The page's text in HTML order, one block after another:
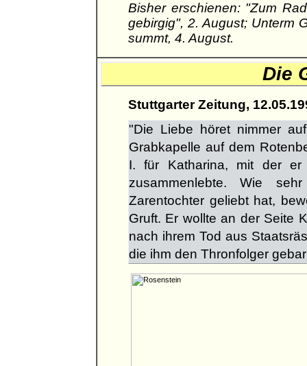
Bisher erschienen: "Zum
gebirgig", 2. August; Unterm
summt, 4. August.
Die
Stuttgarter Zeitung,
"Die Liebe höret nimmer
Grabkapelle auf dem
I. für Katharina, mit der
zusammenlebte. Wie
Zarentochter geliebt hat,
Gruft. Er wollte an der Seite
nach ihrem Tod aus
die ihm den Thronfolger